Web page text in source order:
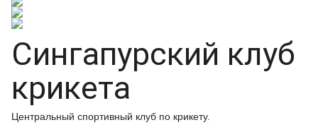
Сингапурский клуб
крикета
Центральный спортивный клуб по крикету.